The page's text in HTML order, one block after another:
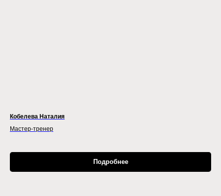
Кобелева Наталия
Мастер-тренер
Подробнее